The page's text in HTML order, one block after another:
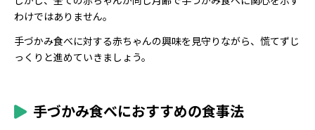
わけではありません。
手づかみ食べに対する赤ちゃんの興味を見守りながら、慌てずじ
っくりと進めていきましょう。
手づかみ食べにおすすめの食事法